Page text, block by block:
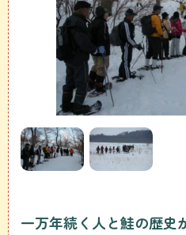
一万年続く人と鮭の歴史